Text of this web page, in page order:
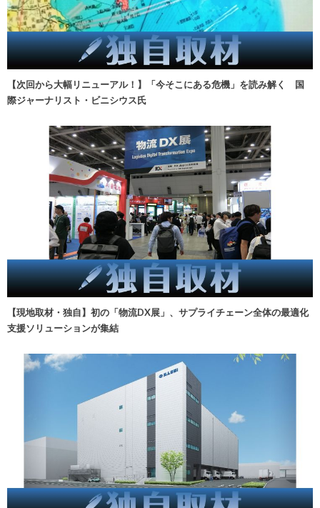
【次回から大幅リニューアル！】「今そこにある危機」を読み解く 国
際ジャーナリスト・ビニシウス氏
【現地取材・独自】初の「物流DX展」、サプライチェーン全体の最適化
支援ソリューションが集結